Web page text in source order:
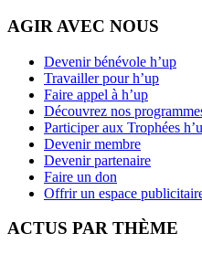
AGIR AVEC NOUS
Devenir bénévole h’up
Travailler pour h’up
Faire appel à h’up
Découvrez nos
Participer aux Trophées
Devenir membre
Devenir partenaire
Faire un don
Offrir un espace
ACTUS PAR THÈME